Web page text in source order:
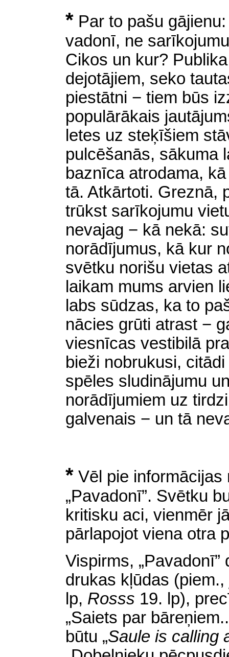
* Par to pašu
vadonī, ne
Cikos un kur?
dejotājiem, seko
piestātni − tiem būs
populārākais
letes uz steķīšiem
pulcēšanās, sākuma
baznīca atrodama,
tā. Atkārtoti. Greznā,
trūkst sarīkojumu
nevajag − kā nekā:
norādījumus, kā kur
svētku norišu vietas
laikam mums arvien
labs sūdzas, ka to
nācies grūti atrast −
viesnīcas vestibilā
bieži nobrukusi,
spēles sludinājumu
norādījumiem uz
galvenais − un tā
* Vēl pie
„Pavadonī”. Svētku
kritisku aci, vienmēr
pārlapojot viena otra
Vispirms,
drukas kļūdas (piem.,
lp, Rosss 19. lp),
„Saiets par
būtu „Saule is calling